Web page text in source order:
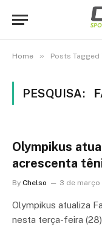
Home » Posts Tagged
PESQUISA:
Olympikus
acrescenta
By Chelso 3 de março
Olympikus atualiza
nesta terça-feira